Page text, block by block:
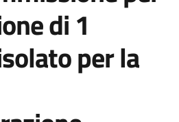
di 1
per la